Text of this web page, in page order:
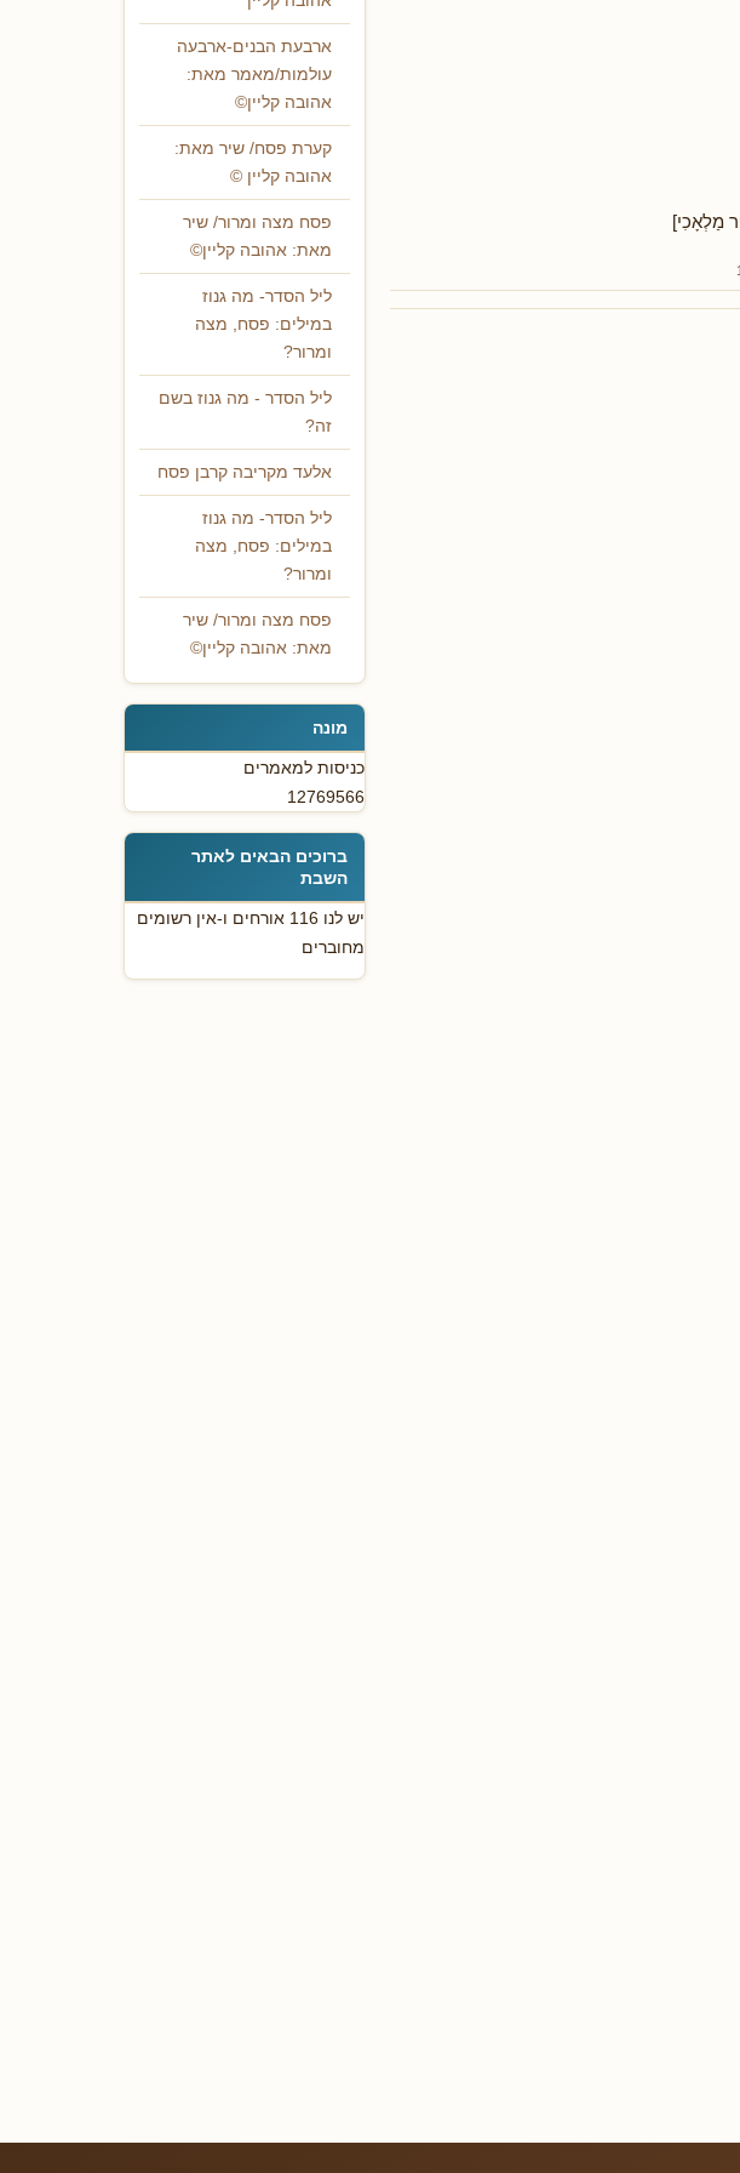
מַלְאָכִי]
ארבעת הבנים-ארבעה
עולמות/מאמר מאת:
אהובה קליין©
קערת פסח/ שיר מאת:
אהובה קליין ©
פסח מצה ומרור/ שיר
מאת: אהובה קליין©
ליל הסדר- מה גנוז
במילים: פסח, מצה
ומרור?
ליל הסדר - מה גנוז בשם
זה?
אלעד מקריבה קרבן פסח
ליל הסדר- מה גנוז
במילים: פסח, מצה
ומרור?
פסח מצה ומרור/ שיר
מאת: אהובה קליין©
מונה
כניסות למאמרים
12769566
ברוכים הבאים לאתר
השבת
יש לנו 116 אורחים ו-אין רשומים
מחוברים